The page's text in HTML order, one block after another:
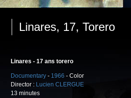
Linares, 17, Torero
Linares - 17 ans torero
Documentary - 1966 - Color
Director : Lucien CLERGUE
13 minutes